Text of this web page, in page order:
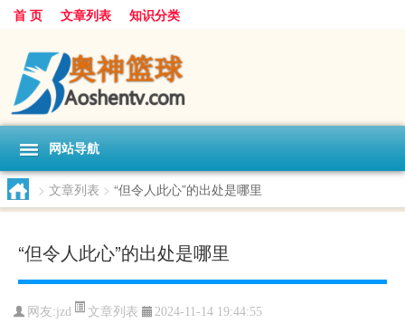
首 页 文章列表 知识分类
网站导航
> 文章列表 > “但令人此心”的出处是哪里
“但令人此心”的出处是哪里
网友:jzd 文章列表 2024-11-14 19:44:55